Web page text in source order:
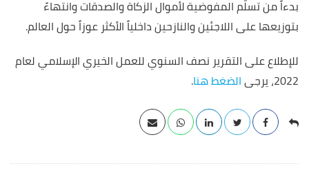
بدءاً من تسلّم المفوضية لأموال الزكاة والصدقات وانتهاءً
بتوزيعها على اللاجئين والنازحين داخلياً الأكثر عوزاً حول العالم.
للإطلاع على التقرير نصف السنوي للعمل الخيري الإسلامي لعام
2022، يرجى
الضغط هنا.